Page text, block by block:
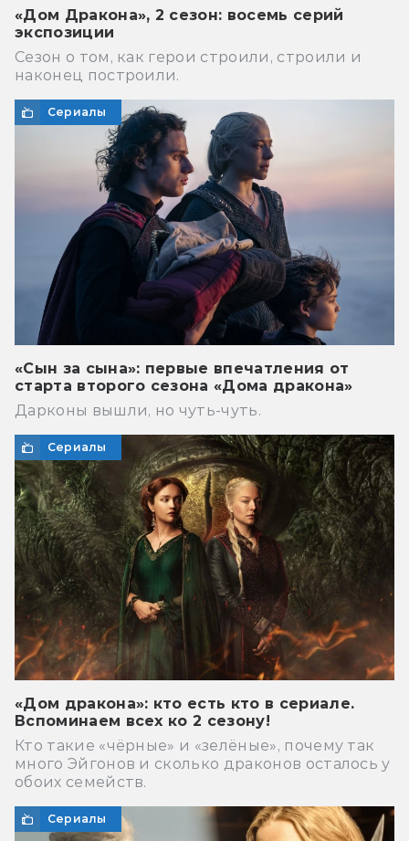
«Дом Дракона», 2 сезон: восемь серий
экспозиции
Сезон о том, как герои строили, строили и
наконец построили.
Сериалы
«Сын за сына»: первые впечатления от
старта второго сезона «Дома дракона»
Дарконы вышли, но чуть-чуть.
Сериалы
«Дом дракона»: кто есть кто в сериале.
Вспоминаем всех ко 2 сезону!
Кто такие «чёрные» и «зелёные», почему так
много Эйгонов и сколько драконов осталось у
обоих семейств.
Сериалы